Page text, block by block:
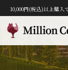
10,000円(税込)以上購入